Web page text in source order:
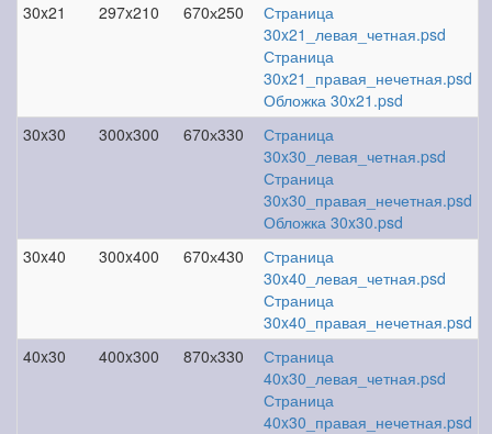
30x21
297x210 670х250
Страница
30x21_левая_четная.psd
Страница
30x21_правая_нечетная.psd
Обложка 30x21.psd
30x30
300x300 670х330
Страница
30x30_левая_четная.psd
Страница
30x30_правая_нечетная.psd
Обложка 30x30.psd
30x40
300x400 670х430
Страница
30x40_левая_четная.psd
Страница
30x40_правая_нечетная.psd
40x30
400x300 870х330
Страница
40x30_левая_четная.psd
Страница
40x30_правая_нечетная.psd